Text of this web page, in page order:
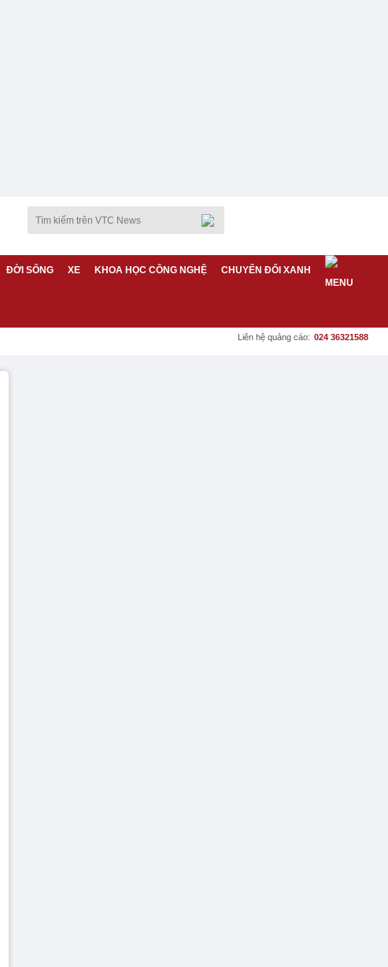
ĐỜI SỐNG XE KHOA HỌC CÔNG NGHỆ CHUYỂN ĐỔI XANH
Liên hệ quảng cáo: 024 36321588